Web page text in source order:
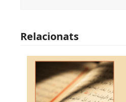
Relacionats